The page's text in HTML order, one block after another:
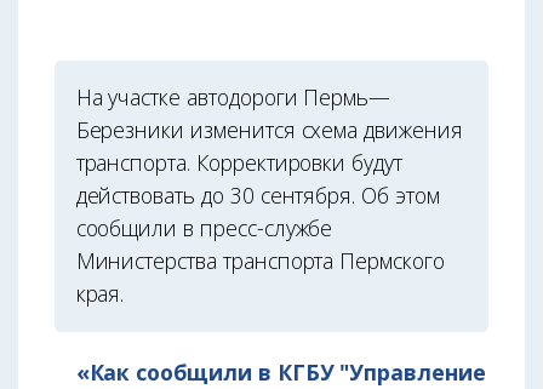
На участке автодороги Пермь—
Березники изменится схема движения
транспорта. Корректировки будут
действовать до 30 сентября. Об этом
сообщили в пресс-службе
Министерства транспорта Пермского
края.
«Как сообщили в КГБУ "Управление